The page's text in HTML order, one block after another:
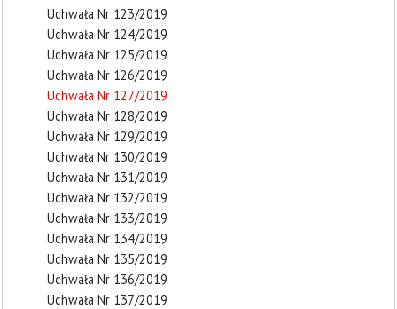
Uchwała Nr 123/2019
Uchwała Nr 124/2019
Uchwała Nr 125/2019
Uchwała Nr 126/2019
Uchwała Nr 127/2019
Uchwała Nr 128/2019
Uchwała Nr 129/2019
Uchwała Nr 130/2019
Uchwała Nr 131/2019
Uchwała Nr 132/2019
Uchwała Nr 133/2019
Uchwała Nr 134/2019
Uchwała Nr 135/2019
Uchwała Nr 136/2019
Uchwała Nr 137/2019